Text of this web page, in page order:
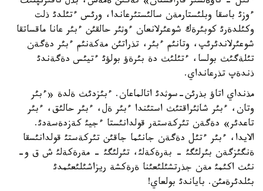
ءوزئ باسقا وبلئستارمةن سالئستئرعاندا، ورئس ءتئلدئ ذلت
وكئلدةرئ كوبئرةك شوعئرلانعان ءوثئر حالقئن ءبئر عانا ماقساتقا
شوعئرلاندئرئپ، وتانئم ءبئر، تذراتئن مةكةنئم ءبئر دةگةن
تئلةگئث بولسا، ءتئلئث دة بئرةؤ بولؤئ ءتيئس دةگةندئ
ذندةپ تذرعانداي.
مذنداي اتاؤ بذرئن-سوثدئ اتالماعان. ءبئزدئث ةلدة «ءبئر
وتان، ءبئر شاثئراقتئث استئندا ءبئر ةل، ءبئر حالئق، ءبئر
تاعدئر» دةگةن تئركةستةر قولدانئستا ءجيئ كةزدةسةدئ.
الايدا، ءبئر ءتئل دةگةن جانئما جاقئن تئركةستئ قولدانئسقا
ةنگئزگةن بئرلئگئ - بةرةكةلئ، تئرلئگئ - مةرةكةلئ ش ق و-
نئث اكئمئ مةن جذرتشئلئعئنا ةرةكشة ريزاشئلئعئمدئ
بئلدئرةمئن. باياندئ بولعاي!